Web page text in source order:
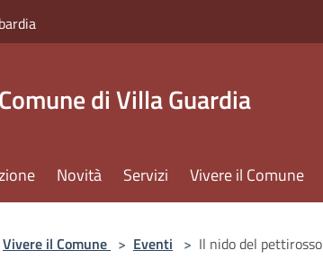
Comune di Villa Guardia
Novità Servizi Vivere il Comune
Vivere il Comune > Eventi > Il nido del pettirosso